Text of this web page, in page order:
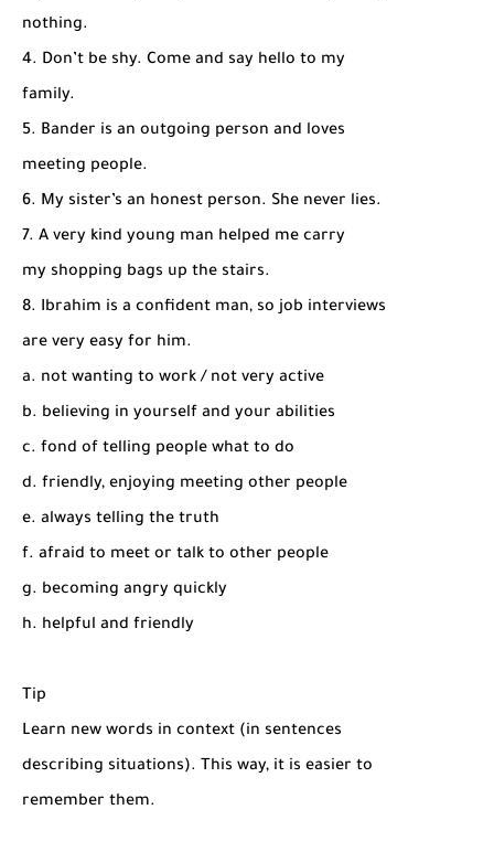
nothing.
4. Don’t be shy. Come and say hello to my
family.
5. Bander is an outgoing person and loves
meeting people.
6. My sister’s an honest person. She never lies.
7. A very kind young man helped me carry
my shopping bags up the stairs.
8. Ibrahim is a confident man, so job interviews
are very easy for him.
a. not wanting to work / not very active
b. believing in yourself and your abilities
c. fond of telling people what to do
d. friendly, enjoying meeting other people
e. always telling the truth
f. afraid to meet or talk to other people
g. becoming angry quickly
h. helpful and friendly
Tip
Learn new words in context (in sentences
describing situations). This way, it is easier to
remember them.